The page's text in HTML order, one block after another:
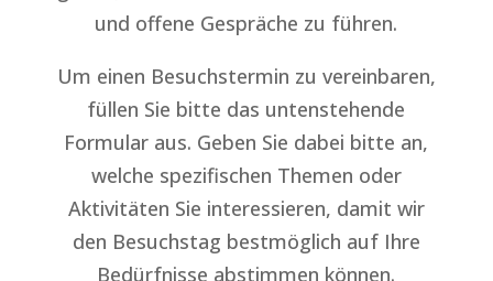
und offene Gespräche zu führen.
Um einen Besuchstermin zu vereinbaren,
füllen Sie bitte das untenstehende
Formular aus. Geben Sie dabei bitte an,
welche spezifischen Themen oder
Aktivitäten Sie interessieren, damit wir
den Besuchstag bestmöglich auf Ihre
Bedürfnisse abstimmen können.